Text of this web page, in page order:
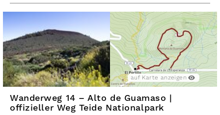
Hänge der Caldera de Las Cañadas.
auf Karte anzeigen
Wanderweg 14 – Alto de Guamaso |
offizieller Weg Teide Nationalpark